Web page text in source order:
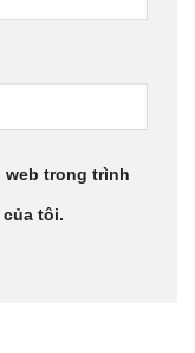
web trong trình
tôi.